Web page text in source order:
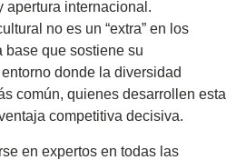
apertura internacional.
no es un “extra” en los
que sostiene su
donde la diversidad
común, quienes desarrollen esta
competitiva decisiva.
en expertos en todas las